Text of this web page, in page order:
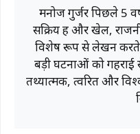
मनोज गुर्जर पिछले 5
सक्रिय हैं और खेल,
विशेष रूप से लेखन करते
बड़ी घटनाओं को
तथ्यात्मक, त्वरित और